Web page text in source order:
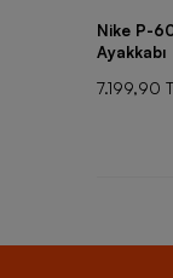
Nike P-
Ayakkabı
7.199,90